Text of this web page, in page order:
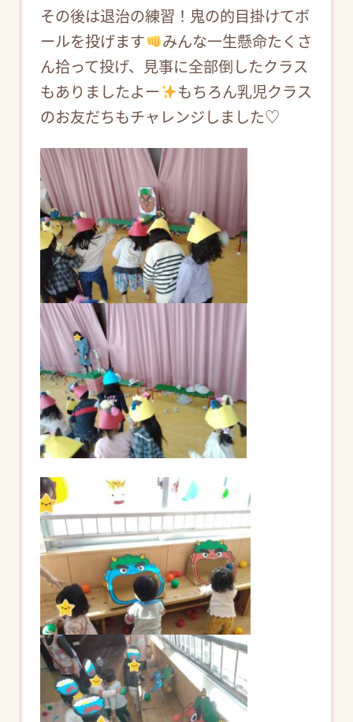
その後は退治の練習！鬼の的目掛けてボ
ールを投げます
みんな一生懸命たくさ
ん拾って投げ、見事に全部倒したクラス
もありましたよー
もちろん乳児クラス
のお友だちもチャレンジしました♡